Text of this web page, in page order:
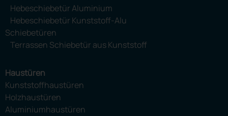
Hebeschiebetür Aluminium
Hebeschiebetür Kunststoff-Alu
Schiebetüren
Terrassen Schiebetür aus Kunststoff
Haustüren
Kunststoffhaustüren
Holzhaustüren
Aluminiumhaustüren